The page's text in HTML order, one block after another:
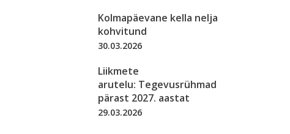
Kolmapäevane kella nelja
kohvitund
30.03.2026
Liikmete
arutelu: Tegevusrühmad
pärast 2027. aastat
29.03.2026